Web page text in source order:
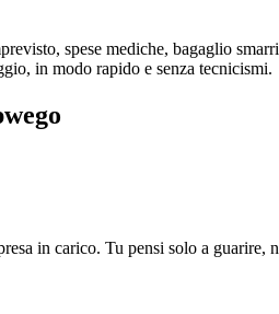
spese mediche, bagaglio
in modo rapido e senza tecnicismi.
in carico. Tu pensi solo a guarire,